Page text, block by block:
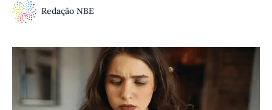
Redação NBE